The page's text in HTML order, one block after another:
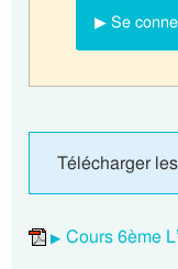
▶ Se
Télécharger
Cours 6ème